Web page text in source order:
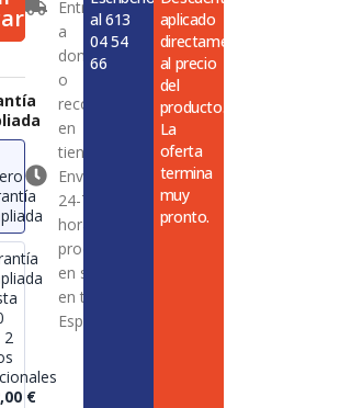
h
2
€
Entrega
a
domicilio
o
recogida
en
tienda
Envío en
24-72
horas en
productos
en stock
en toda
España
al 613
04 54
66
aplicado
directamente
al precio
del
producto.
La
oferta
termina
muy
pronto.